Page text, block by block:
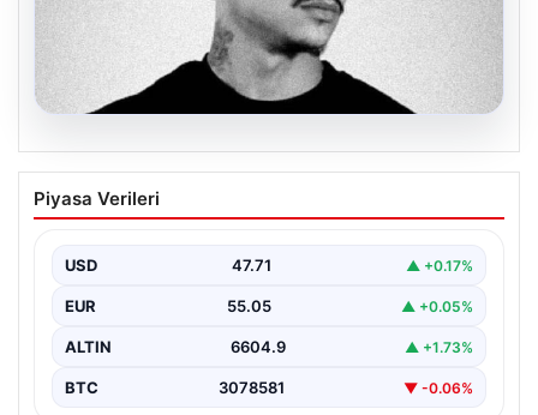
06.08.2026
Klibinde silah kullanan rapçi Yuşa
Keskin ile 3 şüpheli adli kontrol ile
Piyasa Verileri
USD 47.71 ▲ +0.17%
EUR 55.05 ▲ +0.05%
ALTIN 6604.9 ▲ +1.73%
BTC 3078581 ▼ -0.06%